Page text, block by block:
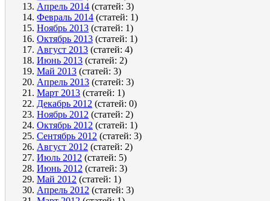
Апрель 2014 (статей: 3)
Февраль 2014 (статей: 1)
Ноябрь 2013 (статей: 1)
Октябрь 2013 (статей: 1)
Август 2013 (статей: 4)
Июнь 2013 (статей: 2)
Май 2013 (статей: 3)
Апрель 2013 (статей: 3)
Март 2013 (статей: 1)
Декабрь 2012 (статей: 0)
Ноябрь 2012 (статей: 2)
Октябрь 2012 (статей: 1)
Сентябрь 2012 (статей: 3)
Август 2012 (статей: 2)
Июль 2012 (статей: 5)
Июнь 2012 (статей: 3)
Май 2012 (статей: 1)
Апрель 2012 (статей: 3)